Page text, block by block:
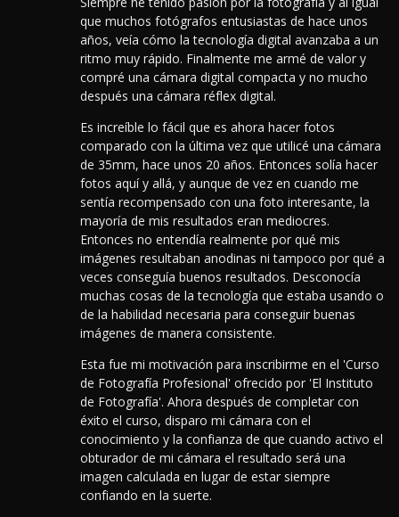
que muchos fotógrafos entusiastas de hace unos
años, veía cómo la tecnología digital avanzaba a un
ritmo muy rápido. Finalmente me armé de valor y
compré una cámara digital compacta y no mucho
después una cámara réflex digital.
Es increíble lo fácil que es ahora hacer fotos
comparado con la última vez que utilicé una cámara
de 35mm, hace unos 20 años. Entonces solía hacer
fotos aquí y allá, y aunque de vez en cuando me
sentía recompensado con una foto interesante, la
mayoría de mis resultados eran mediocres.
Entonces no entendía realmente por qué mis
imágenes resultaban anodinas ni tampoco por qué a
veces conseguía buenos resultados. Desconocía
muchas cosas de la tecnología que estaba usando o
de la habilidad necesaria para conseguir buenas
imágenes de manera consistente.
Esta fue mi motivación para inscribirme en el 'Curso
de Fotografía Profesional' ofrecido por 'El Instituto
de Fotografía'. Ahora después de completar con
éxito el curso, disparo mi cámara con el
conocimiento y la confianza de que cuando activo el
obturador de mi cámara el resultado será una
imagen calculada en lugar de estar siempre
confiando en la suerte.